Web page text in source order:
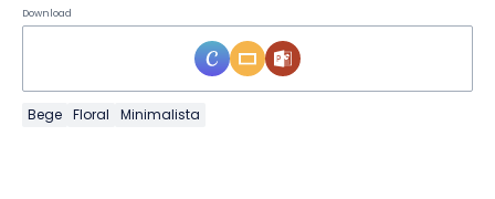
Download
Bege Floral Minimalista